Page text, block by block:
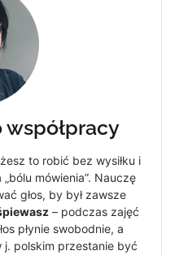
współpracy
to robić bez wysiłku i
mówienia”. Nauczę
głos, by był zawsze
– podczas zajęć
płynie swobodnie, a
polskim przestanie być